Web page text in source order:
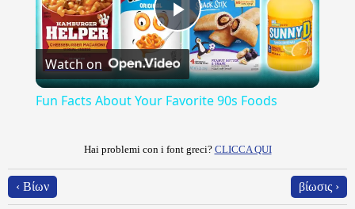
Play
Video
Watch on
Fun Facts About Your Favorite 90s Foods
Hai problemi con i font greci? CLICCA QUI
‹ Βίων βίωσις ›